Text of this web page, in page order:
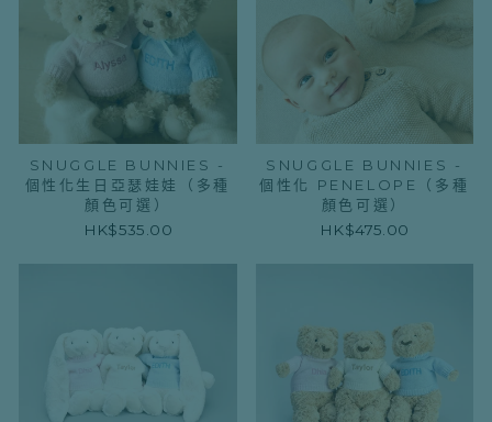
SNUGGLE BUNNIES -
個性化生日亞瑟娃娃（多種
顏色可選）
HK$535.00
SNUGGLE BUNNIES -
個性化 PENELOPE（多種
顏色可選）
HK$475.00